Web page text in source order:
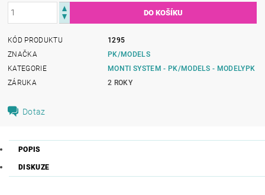
KÓD PRODUKTU
1295
ZNAČKA
PK/MODELS
KATEGORIE
MONTI SYSTEM - PK/MODELS - MODELYPK
ZÁRUKA
2 ROKY
Dotaz
POPIS
DISKUZE